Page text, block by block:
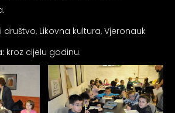
društvo, Likovna kultura, Vjeronauk
kroz cijelu godinu.